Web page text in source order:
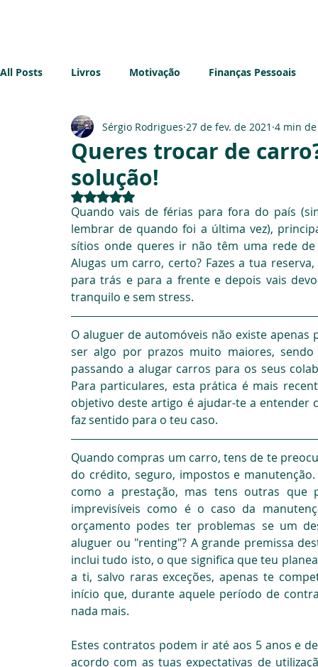
All Posts Livros Motivação Finanças Pessoais
Imobiliário Sustentabilidade Impostos
Queres trocar de
solução!
Sérgio Rodrigues 27 de fev. de 2021 4 min
Avaliado com NaN de 5 estrelas.
Quando vais de férias para fora do país
lembrar de quando foi a última vez),
sítios onde queres ir não têm uma rede
Alugas um carro, certo? Fazes a tua
para trás e para a frente e depois vais
tranquilo e sem stress.
O aluguer de automóveis não existe apenas
ser algo por prazos muito maiores,
passando a alugar carros para os seus
Para particulares, esta prática é mais
objetivo deste artigo é ajudar-te a entender
faz sentido para o teu caso.
Quando compras um carro, tens de te
do crédito, seguro, impostos e
como a prestação, mas tens outras que
imprevisíveis como é o caso da
orçamento podes ter problemas se um
aluguer ou "renting"? A grande premissa
inclui tudo isto, o que significa que teu
a ti, salvo raras exceções, apenas te
início que, durante aquele período de
nada mais.
Estes contratos podem ir até aos 5 anos e
acordo com as tuas expectativas de